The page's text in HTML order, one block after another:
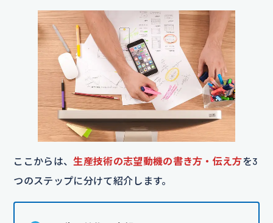
ここからは、生産技術の志望動機の書き方・伝え方を3
つのステップに分けて紹介します。